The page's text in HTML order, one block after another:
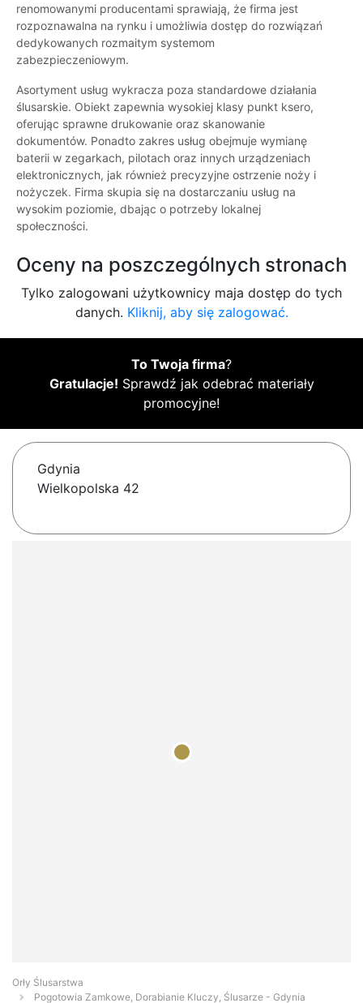
renomowanymi producentami sprawiają, że firma jest
rozpoznawalna na rynku i umożliwia dostęp do rozwiązań
dedykowanych rozmaitym systemom
zabezpieczeniowym.
Asortyment usług wykracza poza standardowe działania
ślusarskie. Obiekt zapewnia wysokiej klasy punkt ksero,
oferując sprawne drukowanie oraz skanowanie
dokumentów. Ponadto zakres usług obejmuje wymianę
baterii w zegarkach, pilotach oraz innych urządzeniach
elektronicznych, jak również precyzyjne ostrzenie noży i
nożyczek. Firma skupia się na dostarczaniu usług na
wysokim poziomie, dbając o potrzeby lokalnej
społeczności.
Oceny na poszczególnych stronach
Tylko zalogowani użytkownicy maja dostęp do tych
danych. Kliknij, aby się zalogować.
To Twoja firma?
Gratulacje! Sprawdź jak odebrać materiały
promocyjne!
Gdynia
Wielkopolska 42
Orły Ślusarstwa
Pogotowia Zamkowe, Dorabianie Kluczy, Ślusarze - Gdynia